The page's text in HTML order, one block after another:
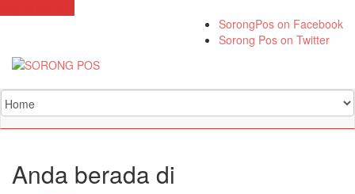
SorongPos on Facebook
Sorong Pos on Twitter
Anda berada di